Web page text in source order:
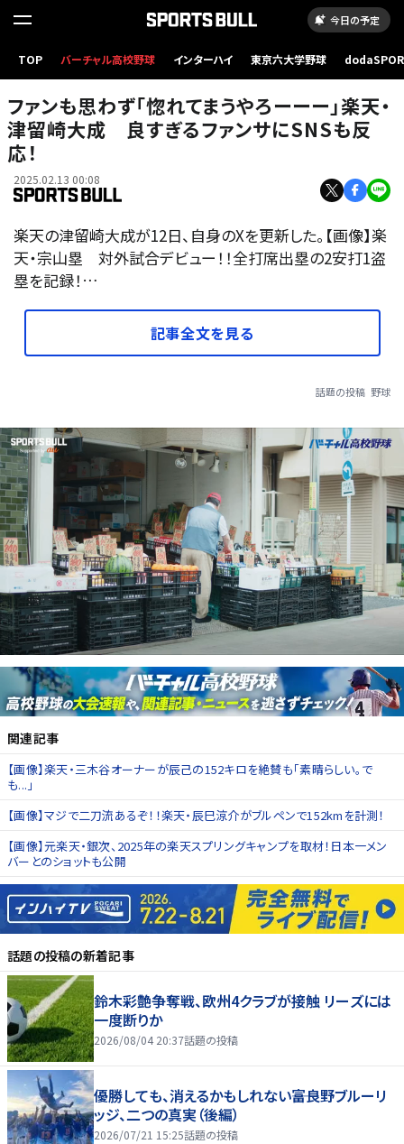
今日の予定
TOP バーチャル高校野球 インターハイ 東京六大学野球
ファンも思わず「惚れてまうやろーーー」楽天・
津留崎大成 良すぎるファンサにSNSも反
応！
2025.02.13 00:08
楽天の津留崎大成が12日、自身のXを更新した。【画像】楽
天・宗山塁 対外試合デビュー！！全打席出塁の2安打1盗
塁を記録！…
記事全文を見る
話題の投稿 野球
関連記事
【画像】楽天・三木谷オーナーが辰己の152キロを絶賛も「素晴らしい。で
も...」
【画像】マジで二刀流あるぞ！！楽天・辰巳涼介がブルペンで152kmを計測！
【画像】元楽天・銀次、2025年の楽天スプリングキャンプを取材！日本一メン
バーとのショットも公開
話題の投稿の新着記事
鈴木彩艶争奪戦、欧州4クラブが接触 リーズには
一度断りか
2026/08/04 20:37話題の投稿
優勝しても、消えるかもしれない――富良野ブルーリ
ッジ、二つの真実（後編）
2026/07/21 15:25話題の投稿